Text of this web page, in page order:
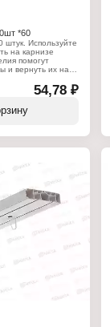
*60
штук. Используйте
на карнизе
помогут
и вернуть их на
54,78 ₽